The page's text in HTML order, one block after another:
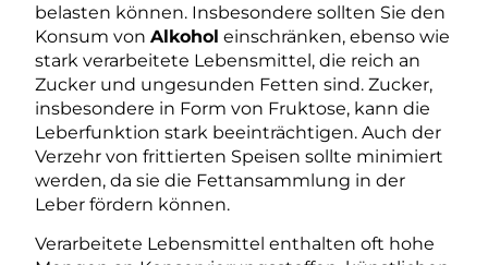
belasten können. Insbesondere sollten Sie den
Konsum von Alkohol einschränken, ebenso wie
stark verarbeitete Lebensmittel, die reich an
Zucker und ungesunden Fetten sind. Zucker,
insbesondere in Form von Fruktose, kann die
Leberfunktion stark beeinträchtigen. Auch der
Verzehr von frittierten Speisen sollte minimiert
werden, da sie die Fettansammlung in der
Leber fördern können.
Verarbeitete Lebensmittel enthalten oft hohe